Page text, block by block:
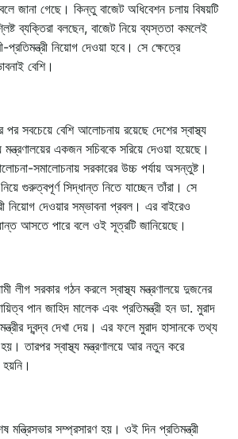
জানা গেছে। কিন্তু বাজেট অধিবেশন চলায় বিষয়টি
ব্যক্তিরা বলছেন, বাজেট নিয়ে ব্যস্ততা কমলেই
প্রতিমন্ত্রী নিয়োগ দেওয়া হবে। সে ক্ষেত্রে
বেশি।
পর সবচেয়ে বেশি আলোচনায় রয়েছে দেশের স্বাস্থ্য
একজন সচিবকে সরিয়ে দেওয়া হয়েছে।
সমালোচনায় সরকারের উচ্চ পর্যায় অসন্তুষ্ট।
গুরুত্বপূর্ণ সিদ্ধান্ত নিতে যাচ্ছেন তাঁরা। সে
নিয়োগ দেওয়ার সম্ভাবনা প্রবল। এর বাইরেও
আসতে পারে বলে ওই সূত্রটি জানিয়েছে।
লীগ সরকার গঠন করলে স্বাস্থ্য মন্ত্রণালয়ে দুজনের
পান জাহিদ মালেক এবং প্রতিমন্ত্রী হন ডা. মুরাদ
দ্বন্দ্ব দেখা দেয়। এর ফলে মুরাদ হাসানকে তথ্য
হয়। তারপর স্বাস্থ্য মন্ত্রণালয়ে আর নতুন করে
হয়নি।
সম্প্রসারণ হয়। ওই দিন প্রতিমন্ত্রী